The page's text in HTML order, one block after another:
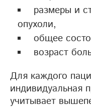
размеры и
опухоли,
общее
возраст
Для каждого
индивидуальная
учитывает